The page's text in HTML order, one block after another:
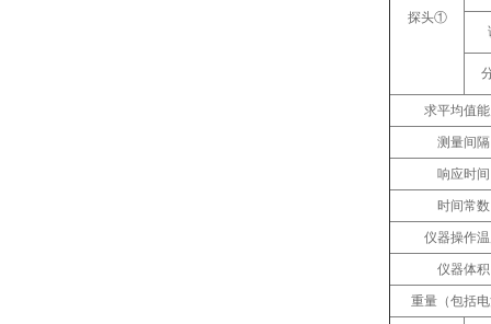
探头①
求平均值
测量间隔
响应时间
时间常数
仪器操作
仪器体积
重量（包括